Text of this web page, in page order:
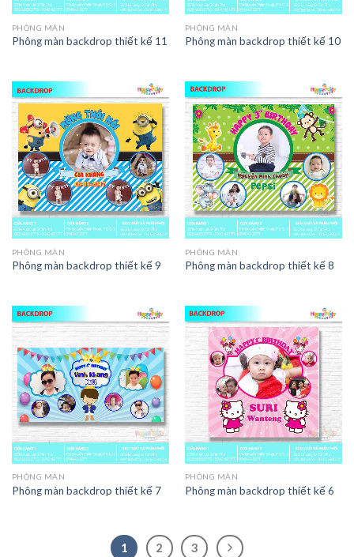
PHÔNG MÀN
Phông màn backdrop thiết kế 11
PHÔNG MÀN
Phông màn backdrop thiết kế 10
PHÔNG MÀN
Phông màn backdrop thiết kế 9
PHÔNG MÀN
Phông màn backdrop thiết kế 8
PHÔNG MÀN
Phông màn backdrop thiết kế 7
PHÔNG MÀN
Phông màn backdrop thiết kế 6
1 2 3